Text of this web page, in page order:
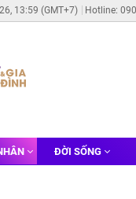
13:59 (GMT+7) Hotline:
ĐỜI SỐNG